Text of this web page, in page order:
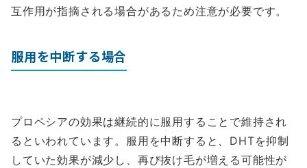
互作用が指摘される場合があるため注意が必要です。
服用を中断する場合
プロペシアの効果は継続的に服用することで維持され
るといわれています。服用を中断すると、DHTを抑制
していた効果が減少し、再び抜け毛が増える可能性が